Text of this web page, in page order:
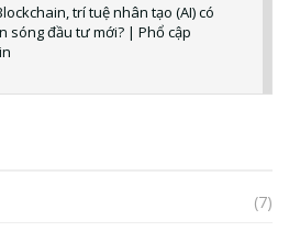
trí tuệ nhân tạo (AI) có
sóng đầu tư mới? | Phổ cập
(7)